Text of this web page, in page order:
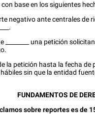
base en los siguientes
negativo ante centrales de
.
una petición
la petición hasta la fecha
sin que la entidad
FUNDAMENTOS DE
sobre reportes es de